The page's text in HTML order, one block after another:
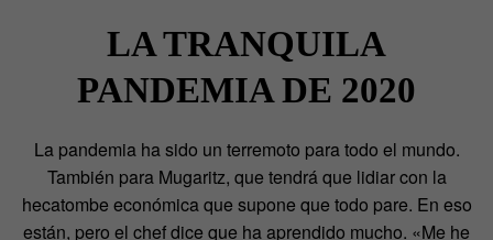
LA TRANQUILA
PANDEMIA DE 2020
La pandemia ha sido un terremoto para todo el mundo.
También para Mugaritz, que tendrá que lidiar con la
hecatombe económica que supone que todo pare. En eso
están, pero el chef dice que ha aprendido mucho. «Me he